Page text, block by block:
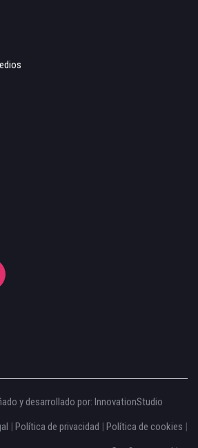
y desarrollado por: InnovationStudio
Política de privacidad Política de cookies